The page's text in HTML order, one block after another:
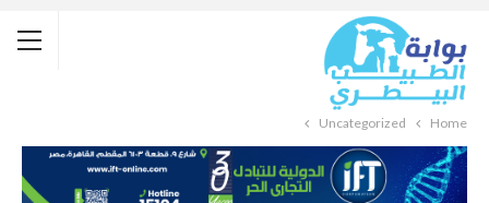
Home
Uncategorized